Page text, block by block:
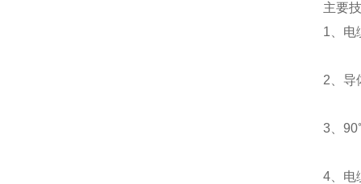
主要
1、电
2、导
3、
4、电